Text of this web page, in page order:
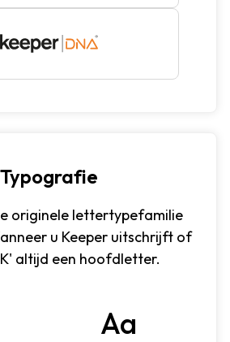
Typografie
originele lettertypefamilie
u Keeper uitschrijft of
altijd een hoofdletter.
Aa